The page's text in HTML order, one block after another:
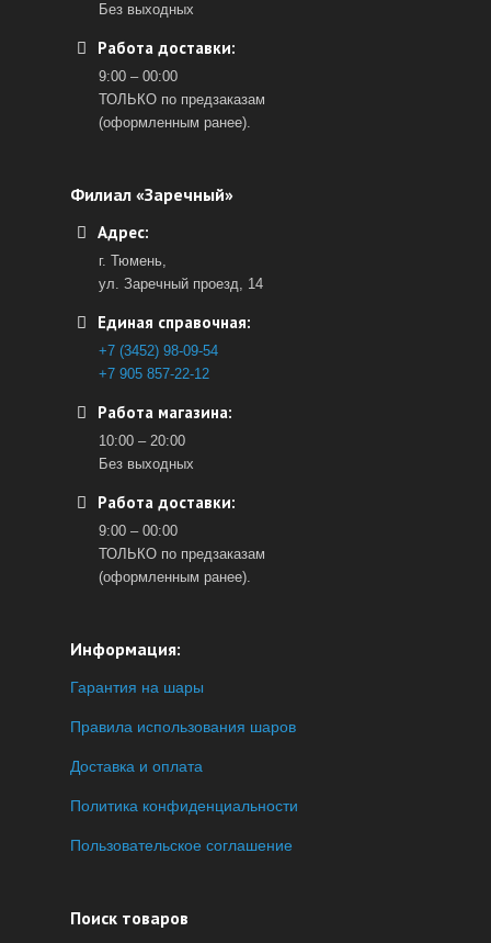
Без выходных
Работа доставки:
9:00 – 00:00
ТОЛЬКО по предзаказам
(оформленным ранее).
Филиал «Заречный»
Адрес:
г. Тюмень,
ул. Заречный проезд, 14
Единая справочная:
+7 (3452) 98-09-54
+7 905 857-22-12
Работа магазина:
10:00 – 20:00
Без выходных
Работа доставки:
9:00 – 00:00
ТОЛЬКО по предзаказам
(оформленным ранее).
Информация:
Гарантия на шары
Правила использования шаров
Доставка и оплата
Политика конфиденциальности
Пользовательское соглашение
Поиск товаров